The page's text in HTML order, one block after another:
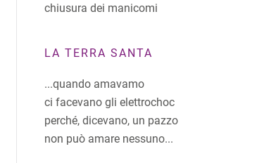
chiusura dei manicomi
LA TERRA SANTA
...quando amavamo
ci facevano gli elettrochoc
perché, dicevano, un pazzo
non può amare nessuno...